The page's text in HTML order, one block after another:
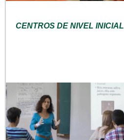
CENTROS DE NIVEL INICIAL